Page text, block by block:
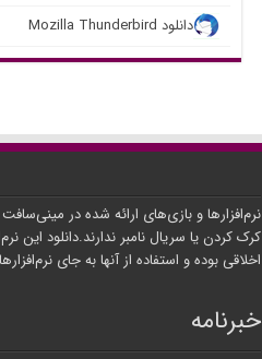
دانلود Mozilla Thunderbird
نرم‌افزارها و بازی‌های ارائه شده در
کرک کردن یا سریال نامبر ندارند.دانلود این
اخلاقی بوده و استفاده از آنها به جای
خبرنامه